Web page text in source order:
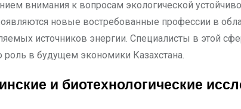
внимания к вопросам экологической
новые востребованные профессии в
источников энергии. Специалисты в этой
в будущем экономики Казахстана.
и биотехнологические